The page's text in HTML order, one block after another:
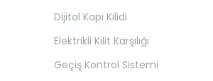
Dijital Kapı Kilidi
Elektrikli Kilit Karşılığı
Geçiş Kontrol Sistemi